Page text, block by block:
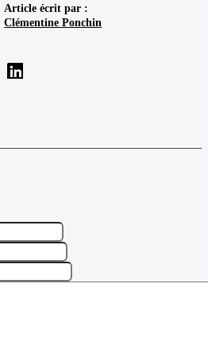
Article écrit par :
Clémentine Ponchin